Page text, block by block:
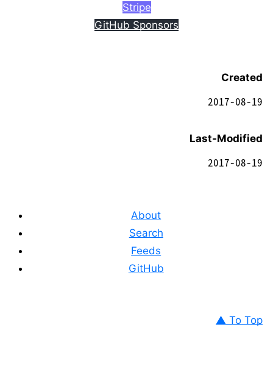
Stripe
GitHub Sponsors
Created
2017-08-19
Last-Modified
2017-08-19
About
Search
Feeds
GitHub
▲ To Top